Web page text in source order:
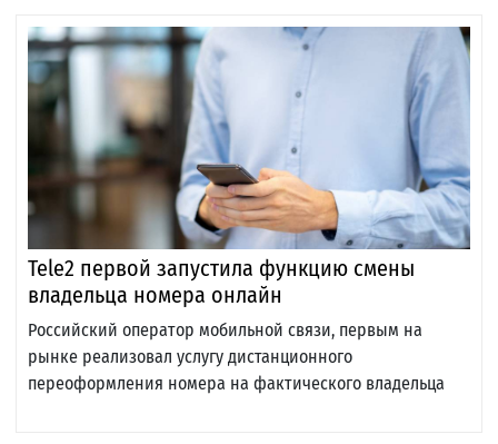
Tele2 первой запустила функцию смены
владельца номера онлайн
Российский оператор мобильной связи, первым на
рынке реализовал услугу дистанционного
переоформления номера на фактического владельца